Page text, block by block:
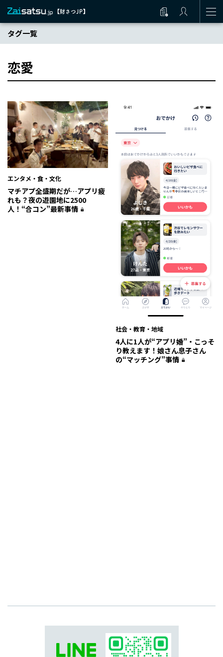
タグ一覧
恋愛
エンタメ・食・文化
マチアプ全盛期だが…アプリ疲
れも？夜の遊園地に2500
人！“合コン”最新事情
社会・教育・地域
4人に1人が“アプリ婚”・こっそ
り教えます！娘さん息子さん
の“マッチング”事情